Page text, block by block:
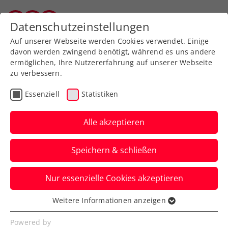
Geschäftsstelle
KONTAKT / GESCHÄFTSSTELLE
Salzburger Tennisverband
Datenschutzeinstellungen
Auf unserer Webseite werden Cookies verwendet. Einige
davon werden zwingend benötigt, während es uns andere
ermöglichen, Ihre Nutzererfahrung auf unserer Webseite
zu verbessern.
Essenziell Statistiken
Alle akzeptieren
Speichern & schließen
Nur essenzielle Cookies akzeptieren
Essenziell
Essenzielle Cookies werden für grundlegende
Weitere Informationen anzeigen
Powered by